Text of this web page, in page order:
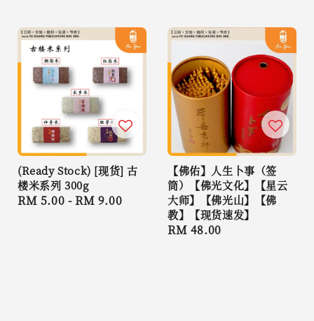
(Ready Stock) [现货] 古
楼米系列 300g
Regular
RM 5.00 -RM 9.00
【佛佑】人生卜事（签
筒）【佛光文化】【星云
大师】【佛光山】【佛
教】【现货速发】
Regular
RM 48.00